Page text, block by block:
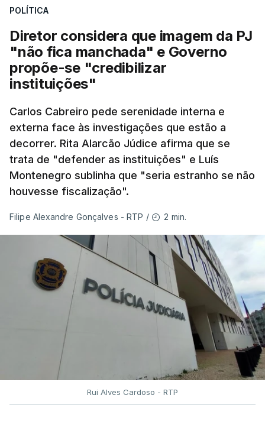
próprios um esforço muito grande nesta altura
para podermos atuar na prevenção e no
combate aos incêndios
", afirmou Luís
Montenegro em Fafe, à margem da inauguração de
uma Loja do Cidadão.
No fim de semana, António José Seguro
afirmou que tem transmitido a necessidade
de se melhorar "a prevenção e a capacidade
de resposta” no combate aos incêndios e
lembrou que o relatório da Comissão Técnica
Independente, que avaliou os incêndios de
ficou por fazer depois dos relatórios
anteriores, dos incêndios de 2017”.
Montenegro frisou ainda que "este ano temos o
maior dispositivo especial de combater a
incêndios rurais de sempre"e salientou as
parcerias com os países que colaboram no
Mecanismo Europeu de Proteção Civil.
POLÍTICA
Diretor considera que imagem da PJ
"não fica manchada" e Governo
propõe-se "credibilizar
instituições"
Carlos Cabreiro pede serenidade interna e
externa face às investigações que estão a
decorrer. Rita Alarcão Júdice afirma que se
trata de "defender as instituições" e Luís
Montenegro sublinha que "seria estranho se não
houvesse fiscalização".
Filipe Alexandre Gonçalves - RTP / 2 min.
Rui Alves Cardoso - RTP